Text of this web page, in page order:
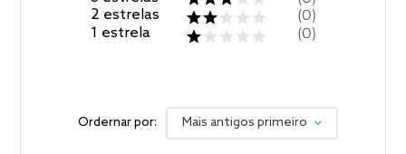
2 estrelas
1 estrela
0
0
Ordernar por: Mais antigos primeiro